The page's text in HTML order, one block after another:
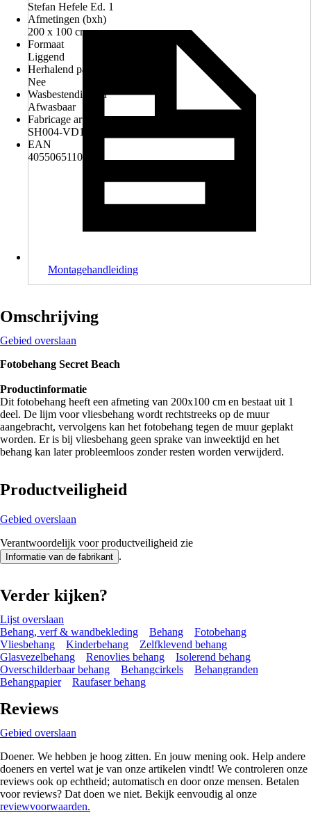
Stefan Hefele Ed. 1
Afmetingen (bxh)
200 x 100 cm
Formaat
Liggend
Herhalend patroon
Nee
Wasbestendigheid
Afwasbaar
Fabricage artikelnummer
SH004-VD1
EAN
4055065110047
Montagehandleiding
Omschrijving
Gebied overslaan
Fotobehang Secret Beach
Productinformatie
Dit fotobehang heeft een afmeting van 200x100 cm en bestaat uit 1
deel. De lijm voor vliesbehang wordt rechtstreeks op de muur
aangebracht, vervolgens kan het fotobehang tegen de muur geplakt
worden. Er is bij vliesbehang geen sprake van inweektijd en het
behang kan later probleemloos zonder resten worden verwijderd.
Productveiligheid
Gebied overslaan
Verantwoordelijk voor productveiligheid zie
Informatie van de fabrikant .
Verder kijken?
Lijst overslaan
Behang, verf & wandbekleding
Behang
Fotobehang
Vliesbehang
Kinderbehang
Zelfklevend behang
Glasvezelbehang
Renovlies behang
Isolerend behang
Overschilderbaar behang
Behangcirkels
Behangranden
Behangpapier
Raufaser behang
Reviews
Gebied overslaan
Doener. We hebben je hoog zitten. En jouw mening ook. Help andere
doeners en vertel wat je van onze artikelen vindt! We controleren onze
reviews ook op echtheid; automatisch en door onze mensen. Betalen
voor reviews? Dat doen we niet. Bekijk eenvoudig al onze
reviewvoorwaarden.